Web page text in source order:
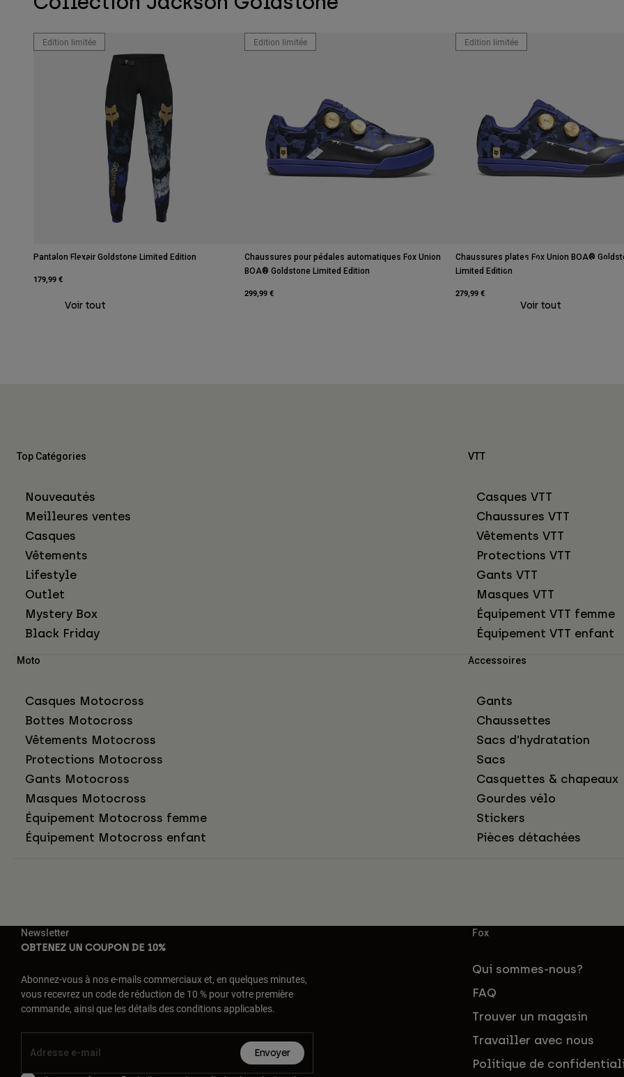
Edition limitée
Pantalon Flexair Goldstone Limited Edition
179,99 €
Edition limitée
Chaussures pour pédales automatiques Fox Union
BOA® Goldstone Limited Edition
299,99 €
Edition limitée
Chaussures plates Fox Union BOA®
Limited Edition
279,99 €
Athlètes Moto
Voir tout
Athlètes VTT
Voir tout
Top Catégories
Nouveautés
Meilleures ventes
Casques
Vêtements
Lifestyle
Outlet
Mystery Box
Black Friday
VTT
Casques VTT
Chaussures VTT
Vêtements VTT
Protections VTT
Gants VTT
Masques VTT
Équipement VTT femme
Équipement VTT enfant
Moto
Casques Motocross
Bottes Motocross
Vêtements Motocross
Protections Motocross
Gants Motocross
Masques Motocross
Équipement Motocross femme
Équipement Motocross enfant
Accessoires
Gants
Chaussettes
Sacs d’hydratation
Sacs
Casquettes & chapeaux
Gourdes vélo
Stickers
Pièces détachées
Newsletter
OBTENEZ UN COUPON DE 10%
Abonnez-vous à nos e-mails commerciaux et, en quelques minutes,
vous recevrez un code de réduction de 10 % pour votre première
commande, ainsi que les détails des conditions applicables.
Envoyer
Fox
Qui sommes-nous?
FAQ
Trouver un magasin
Travailler avec nous
Politique de